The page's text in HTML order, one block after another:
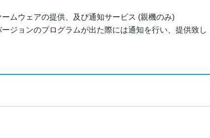
ムウェアの提供、及び通知サービス (親機のみ)
ジョンのプログラムが出た際には通知を行い、提供致し